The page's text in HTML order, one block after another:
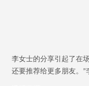
李女士的分享引起了在
还要推荐给更多朋友。 ”